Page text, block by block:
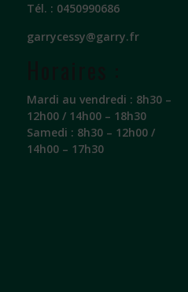
Tél. : 0450990686
garrycessy@garry.fr
Mardi au vendredi : 8h30 –
12h00 / 14h00 – 18h30
Samedi : 8h30 – 12h00 /
14h00 – 17h30